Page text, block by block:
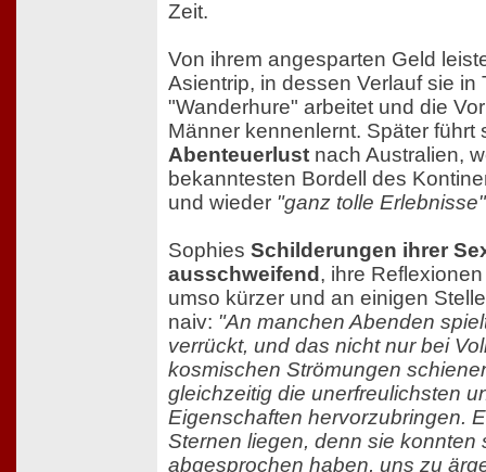
Zeit.
Von ihrem angesparten Geld
Asientrip, in dessen Verlauf sie in
"Wanderhure" arbeitet und die
Männer kennenlernt. Später führt
Abenteuerlust nach Australien,
bekanntesten Bordell des
und wieder "ganz tolle Erlebnisse"
Sophies Schilderungen ihrer
ausschweifend , ihre
umso kürzer und an einigen
naiv: "An manchen Abenden
verrückt, und das nicht nur bei
kosmischen Strömungen
gleichzeitig die unerfreulichsten
Eigenschaften hervorzubringen.
Sternen liegen, denn sie konnten
abgesprochen haben, uns zu